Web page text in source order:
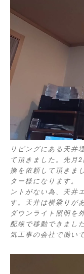
リビングにある天井
て頂きました。先月
換を依頼して頂きま
ター様になります。
ントがない為、天井
す。天井は横梁りが
ダウンライト照明を
配線で移動できまし
気工事の会社で働い